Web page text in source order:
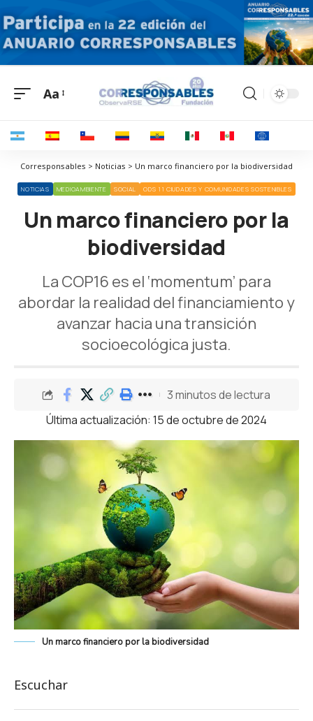
Aa
Corresponsables > Noticias > Un marco financiero por la biodiversidad
NOTICIAS MEDIOAMBIENTE SOCIAL ODS 11 CIUDADES Y COMUNIDADES SOSTENIBLES
Un marco financiero por la
biodiversidad
La COP16 es el ‘momentum’ para
abordar la realidad del financiamiento y
avanzar hacia una transición
socioecológica justa.
Última actualización: 15 de octubre de 2024
3 minutos de lectura
Un marco financiero por la biodiversidad
Escuchar